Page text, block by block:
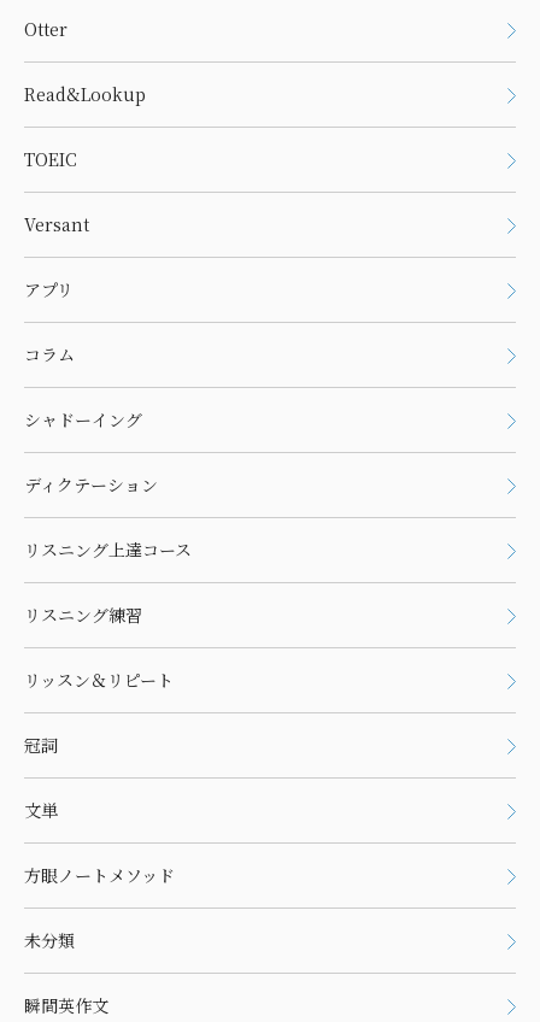
Otter
Read&Lookup
TOEIC
Versant
アプリ
コラム
シャドーイング
ディクテーション
リスニング上達コース
リスニング練習
リッスン＆リピート
冠詞
文単
方眼ノートメソッド
未分類
瞬間英作文